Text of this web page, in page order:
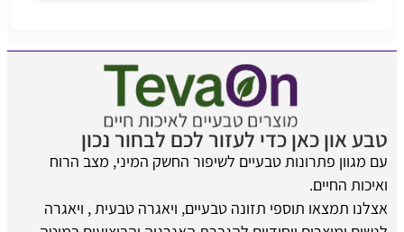
טבע און כאן כדי לעזור לכם לבחור נכון
עם מגוון פתרונות טבעיים לשיפור החשק המיני, מצב הרוח
ואיכות החיים.
אצלנו תמצאו תוספי תזונה טבעיים, ויאגרה טבעית , ויאגרה